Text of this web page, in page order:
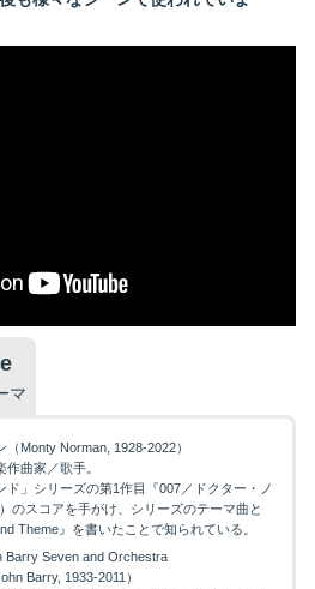
マ
Monty Norman, 1928-2022）
曲家／歌手。
ド」シリーズの第1作目『007／ドクター・ノ
のスコアを手がけ、シリーズのテーマ曲と
Theme』を書いたことで知られている。
Barry Seven and Orchestra
Barry, 1933-2011）